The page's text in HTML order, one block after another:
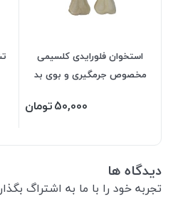
استخوان فلورایدی کلسیمی
مخصوص جرمگیری و بوی بد
50,000تومان
دیدگاه ها
تجربه خود را با ما به اشتراگ